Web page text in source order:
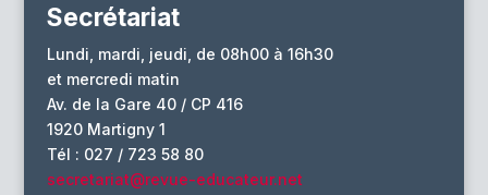
Secrétariat
Lundi, mardi, jeudi, de 08h00 à 16h30
et mercredi matin
Av. de la Gare 40 / CP 416
1920 Martigny 1
Tél : 027 / 723 58 80
secretariat@revue-educateur.net